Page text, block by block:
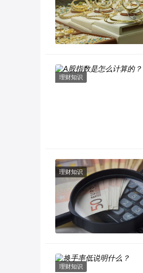
理财知识
理财知识
理财知识